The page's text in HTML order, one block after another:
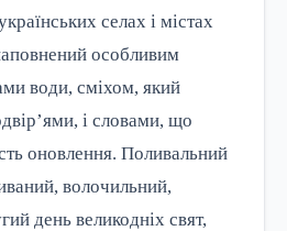
селах і містах
особливим
води, сміхом, який
і словами, що
оновлення. Поливальний
волочильний,
день великодніх свят,